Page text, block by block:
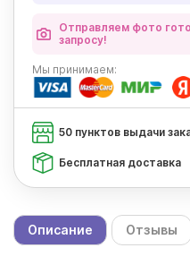
Отправляем фото
запросу!
Мы принимаем:
50 пунктов выдачи
Бесплатная доставка
Описание Отзывы